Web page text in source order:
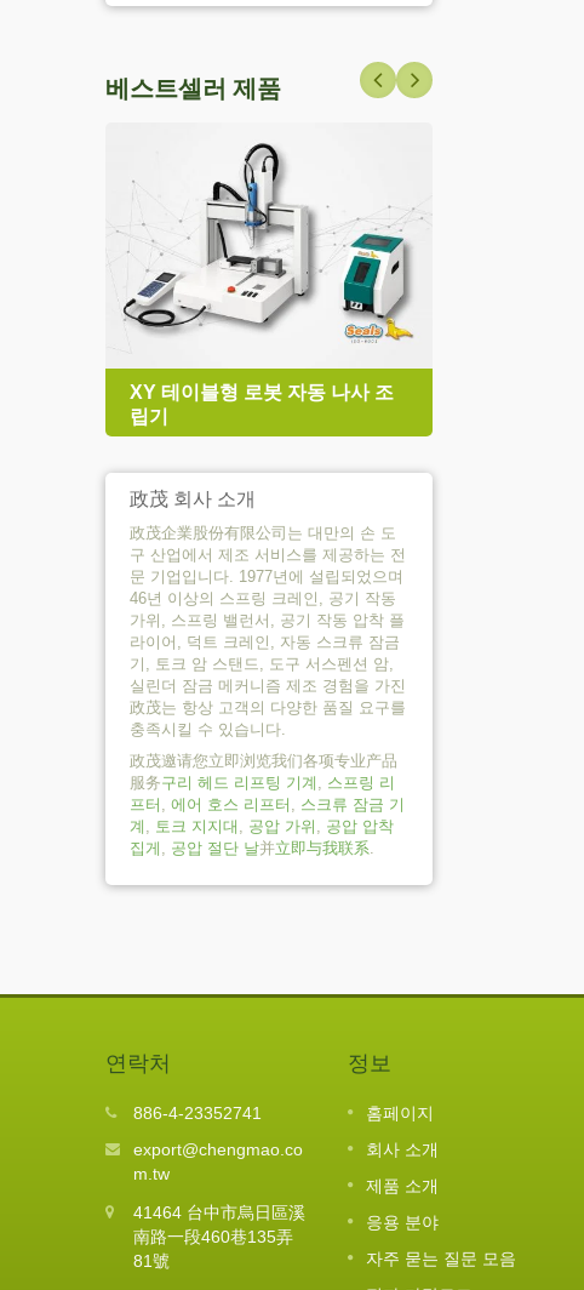
베스트셀러 제품
XY 테이블형 로봇 자동 나사 조
립기
政茂 회사 소개
政茂企業股份有限公司는 대만의 손 도
구 산업에서 제조 서비스를 제공하는 전
문 기업입니다. 1977년에 설립되었으며
46년 이상의 스프링 크레인, 공기 작동
가위, 스프링 밸런서, 공기 작동 압착 플
라이어, 덕트 크레인, 자동 스크류 잠금
기, 토크 암 스탠드, 도구 서스펜션 암,
실린더 잠금 메커니즘 제조 경험을 가진
政茂는 항상 고객의 다양한 품질 요구를
충족시킬 수 있습니다.
政茂邀请您立即浏览我们各项专业产品
服务구리 헤드 리프팅 기계 , 스프링 리
프터 , 에어 호스 리프터 , 스크류 잠금 기
계 , 토크 지지대 , 공압 가위 , 공압 압착
집게 , 공압 절단 날并立即与我联系.
연락처
886-4-23352741
export@chengmao.co
m.tw
41464 台中市烏日區溪
南路一段460巷135弄
81號
정보
홈페이지
회사 소개
제품 소개
응용 분야
자주 묻는 질문 모음
10
FEB
2026년 음력 설 연휴 공지
자세히보기